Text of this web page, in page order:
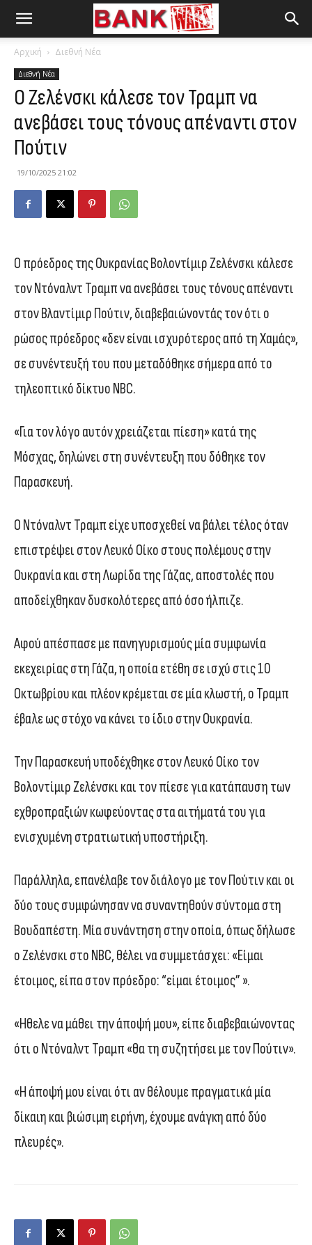
Αρχική Διεθνή Νέα
Διεθνή Νέα
Ο Ζελένσκι κάλεσε τον Τραμπ να
ανεβάσει τους τόνους απέναντι στον
Πούτιν
19/10/2025 21:02
Ο πρόεδρος της Ουκρανίας Βολοντίμιρ Ζελένσκι κάλεσε
τον Ντόναλντ Τραμπ να ανεβάσει τους τόνους απέναντι
στον Βλαντίμιρ Πούτιν, διαβεβαιώνοντάς τον ότι ο
ρώσος πρόεδρος «δεν είναι ισχυρότερος από τη Χαμάς»,
σε συνέντευξή του που μεταδόθηκε σήμερα από το
τηλεοπτικό δίκτυο NBC.
«Για τον λόγο αυτόν χρειάζεται πίεση» κατά της
Μόσχας, δηλώνει στη συνέντευξη που δόθηκε τον
Παρασκευή.
Ο Ντόναλντ Τραμπ είχε υποσχεθεί να βάλει τέλος όταν
επιστρέψει στον Λευκό Οίκο στους πολέμους στην
Ουκρανία και στη Λωρίδα της Γάζας, αποστολές που
αποδείχθηκαν δυσκολότερες από όσο ήλπιζε.
Αφού απέσπασε με πανηγυρισμούς μία συμφωνία
εκεχειρίας στη Γάζα, η οποία ετέθη σε ισχύ στις 10
Οκτωβρίου και πλέον κρέμεται σε μία κλωστή, ο Τραμπ
έβαλε ως στόχο να κάνει το ίδιο στην Ουκρανία.
Την Παρασκευή υποδέχθηκε στον Λευκό Οίκο τον
Βολοντίμιρ Ζελένσκι και τον πίεσε για κατάπαυση των
εχθροπραξιών κωφεύοντας στα αιτήματά του για
ενισχυμένη στρατιωτική υποστήριξη.
Παράλληλα, επανέλαβε τον διάλογο με τον Πούτιν και οι
δύο τους συμφώνησαν να συναντηθούν σύντομα στη
Βουδαπέστη. Μία συνάντηση στην οποία, όπως δήλωσε
ο Ζελένσκι στο NBC, θέλει να συμμετάσχει: «Είμαι
έτοιμος, είπα στον πρόεδρο: “είμαι έτοιμος” ».
«Ηθελε να μάθει την άποψή μου», είπε διαβεβαιώνοντας
ότι ο Ντόναλντ Τραμπ «θα τη συζητήσει με τον Πούτιν».
«Η άποψή μου είναι ότι αν θέλουμε πραγματικά μία
δίκαιη και βιώσιμη ειρήνη, έχουμε ανάγκη από δύο
πλευρές».